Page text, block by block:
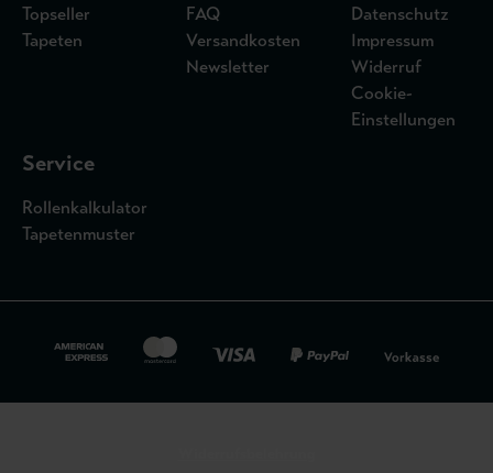
Topseller
Tapeten
FAQ
Versandkosten
Newsletter
Datenschutz
Impressum
Widerruf
Cookie-
Einstellungen
Service
Rollenkalkulator
Tapetenmuster